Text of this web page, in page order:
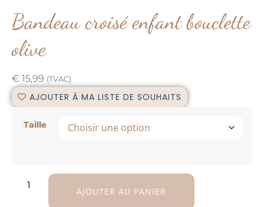
Bandeau croisé enfant bouclette
olive
€ 15,99 (TVAC)
AJOUTER À MA LISTE DE SOUHAITS
Taille
AJOUTER AU PANIER